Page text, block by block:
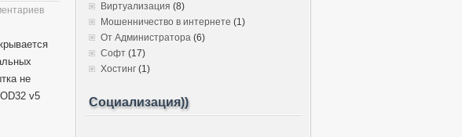
не
v5
Виртуализация (8)
Мошенничество в интернете (1)
От Администратора (6)
Софт (17)
Хостинг (1)
Социализация))